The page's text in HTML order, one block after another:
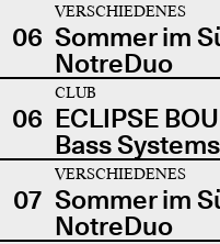
06
VERSCHIEDENES
Sommer im
NotreDuo
06
CLUB
ECLIPSE
Bass
07
VERSCHIEDENES
Sommer im
NotreDuo